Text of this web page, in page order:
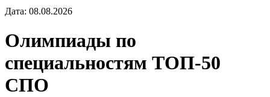
Дата: 08.08.2026
Олимпиады по
специальностям ТОП-50
СПО